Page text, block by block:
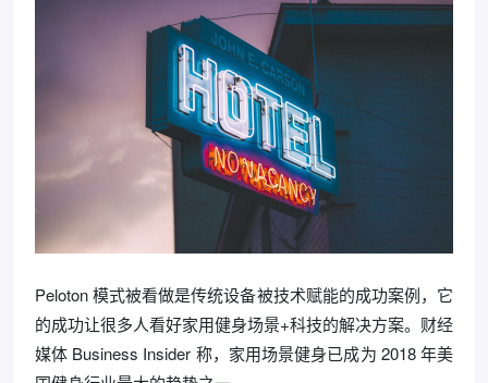
Peloton 模式被看做是传统设备被技术赋能的成功案例，它
的成功让很多人看好家用健身场景+科技的解决方案。财经
媒体 Business Insider 称，家用场景健身已成为 2018 年美